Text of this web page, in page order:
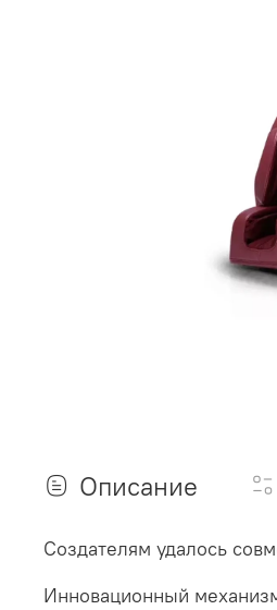
Описание
Создателям удалось
Инновационный